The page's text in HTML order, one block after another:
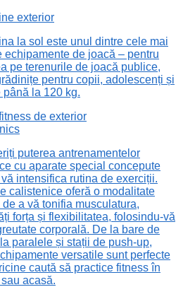
exterior
la sol este unul dintre cele mai
echipamente de joacă – pentru
pe terenurile de joacă publice,
pentru copii, adolescenți și
până la 120 kg.
de exterior
puterea antrenamentelor
cu aparate special concepute
intensifica rutina de exerciții.
calistenice oferă o modalitate
a vă tonifia musculatura,
forța și flexibilitatea, folosindu-vă
corporală. De la bare de
paralele și stații de push-up,
versatile sunt perfecte
caută să practice fitness în
acasă.